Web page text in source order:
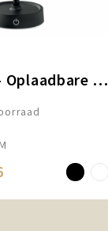
TAPLAMB - Oplaadbare USB tafellamp